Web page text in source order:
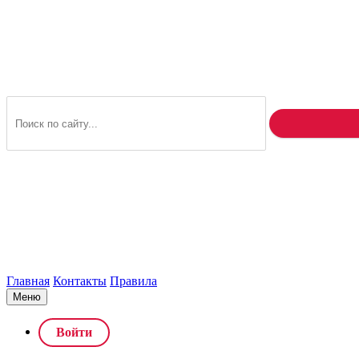
Главная Контакты Правила
Меню
Войти